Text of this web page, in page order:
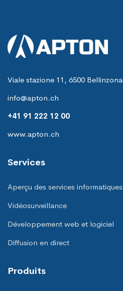
Viale stazione 11, 6500 Bellinzona
info@apton.ch
+41 91 222 12 00
www.apton.ch
Services
Aperçu des services informatiques
Vidéosurveillance
Développement web et logiciel
Diffusion en direct
Produits